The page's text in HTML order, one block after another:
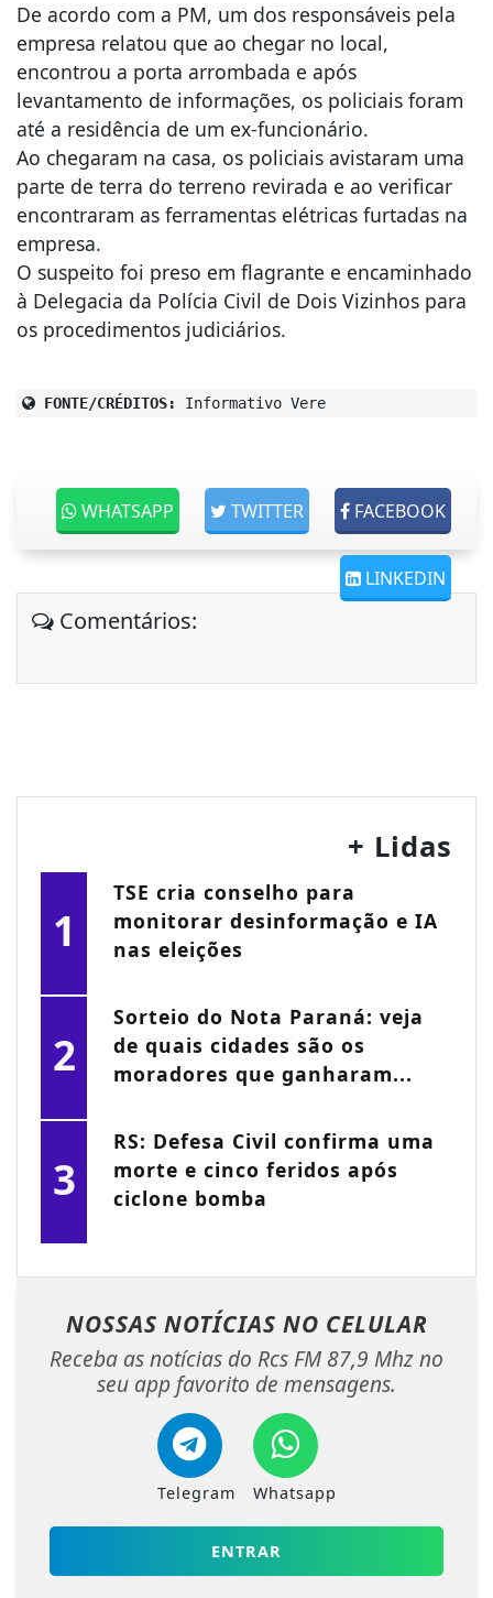
De acordo com a PM, um dos responsáveis pela
empresa relatou que ao chegar no local,
encontrou a porta arrombada e após
levantamento de informações, os policiais foram
até a residência de um ex-funcionário.
Ao chegaram na casa, os policiais avistaram uma
parte de terra do terreno revirada e ao verificar
encontraram as ferramentas elétricas furtadas na
empresa.
O suspeito foi preso em flagrante e encaminhado
à Delegacia da Polícia Civil de Dois Vizinhos para
os procedimentos judiciários.
FONTE/CRÉDITOS: Informativo Vere
FACEBOOK
TWITTER
WHATSAPP
LINKEDIN
Comentários:
+ Lidas
1
TSE cria conselho para
monitorar desinformação e IA
nas eleições
2
Sorteio do Nota Paraná: veja
de quais cidades são os
moradores que ganharam...
3
RS: Defesa Civil confirma uma
morte e cinco feridos após
ciclone bomba
NOSSAS NOTÍCIAS NO CELULAR
Receba as notícias do Rcs FM 87,9 Mhz no
seu app favorito de mensagens.
Telegram Whatsapp
ENTRAR